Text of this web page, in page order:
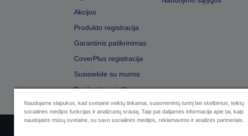
Akcijos
Produkto registracija
Garantinis patikrinimas
CoverPlus registracija
Susisiekite su mumis
Pardavėjų paieška
Naudojame slapukus, kad svetainė veiktų tinkamai, suasmenintų turinį bei skelbimus, teiktų
socialinės medijos funkcijas ir analizuotų srautą. Taip pat dalijamės informacija apie tai, kaip
naudojatės mūsų svetaine, su savo socialinės medijos, reklamavimo ir analizės partneriais.